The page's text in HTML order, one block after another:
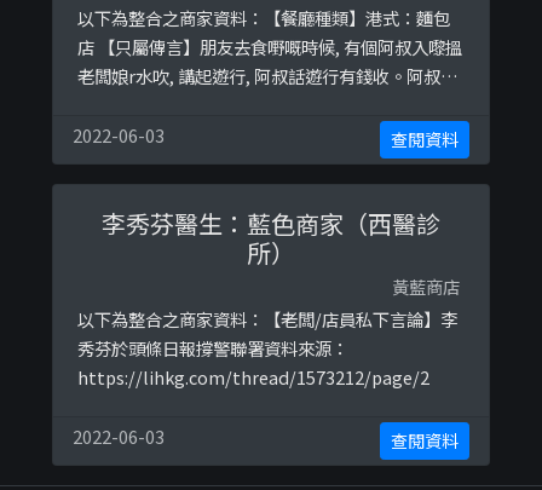
以下為整合之商家資料：【餐廳種類】港式：麵包
店 【只屬傳言】朋友去食嘢嘅時候, 有個阿叔入嚟搵
老闆娘r水吹, 講起遊行, 阿叔話遊行有錢收。阿叔吹
$1000 伙記：嘩, 正過返工啦 老闆娘：不過有啲都係
仗義相助嘅 朋友即刻飯都唔想食, 直接埋單, 埋單時
同老闆娘講：我都有份遊行, 一毫子都冇得收, 唔好
亂講 老闆娘：我知有啲人都係仗義, 我地水吧個女 ...
2022-06-03 查閱資料
李秀芬醫生：藍色商家（西醫診
所）
黃藍商店
以下為整合之商家資料：【老闆/店員私下言論】李
秀芬於頭條日報撐警聯署資料來源：
https://lihkg.com/thread/1573212/page/2
2022-06-03 查閱資料